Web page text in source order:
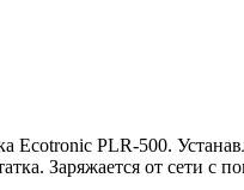
Ecotronic PLR-500.
Заряжается от